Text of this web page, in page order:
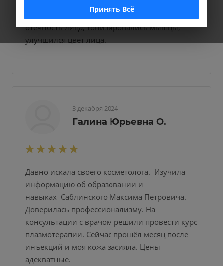
массажа раз в неделю у Максима Петровича
Саблинского. Результатом довольна. Ушла
отёчность лица, тонизировались мышцы,
улучшился цвет лица.
3 декабря 2024
Галина Юрьевна О.
Давно искала своего косметолога. Изучила
информацию об образовании и
навыках Саблинского Максима Петровича.
Доверилась профессионализму. На
консультации с врачом решили провести курс
плазмотерапии. Сейчас прошёл месяц после
инъекций и моя кожа засияла. Цены
адекватные.
Принять Всё